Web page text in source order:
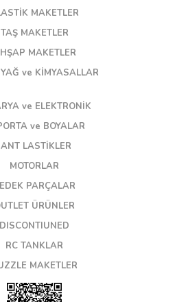
MAKETLER
TAŞ MAKETLER
MAKETLER
ve KİMYASALLAR
ve ELEKTRONİK
ve BOYALAR
LASTİKLER
MOTORLAR
PARÇALAR
ÜRÜNLER
DISCONTIUNED
RC TANKLAR
MAKETLER